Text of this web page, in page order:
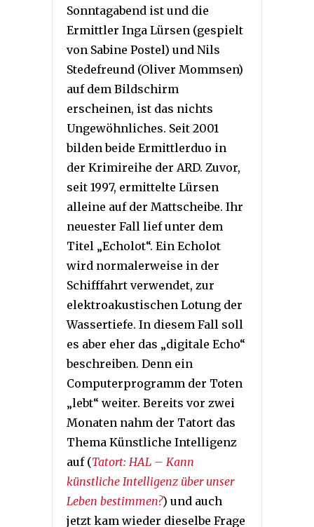
Sonntagabend ist und die
Ermittler Inga Lürsen (gespielt
von Sabine Postel) und Nils
Stedefreund (Oliver Mommsen)
auf dem Bildschirm
erscheinen, ist das nichts
Ungewöhnliches. Seit 2001
bilden beide Ermittlerduo in
der Krimireihe der ARD. Zuvor,
seit 1997, ermittelte Lürsen
alleine auf der Mattscheibe. Ihr
neuester Fall lief unter dem
Titel „Echolot“. Ein Echolot
wird normalerweise in der
Schifffahrt verwendet, zur
elektroakustischen Lotung der
Wassertiefe. In diesem Fall soll
es aber eher das „digitale Echo“
beschreiben. Denn ein
Computerprogramm der Toten
„lebt“ weiter. Bereits vor zwei
Monaten nahm der Tatort das
Thema Künstliche Intelligenz
auf (Tatort: HAL – Kann
künstliche Intelligenz über unser
Leben bestimmen?) und auch
jetzt kam wieder dieselbe Frage